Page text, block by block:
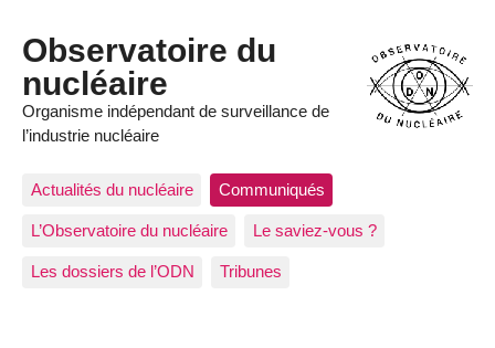
Observatoire du
nucléaire
Organisme indépendant de surveillance de
l’industrie nucléaire
Actualités du nucléaire Communiqués
L’Observatoire du nucléaire Le saviez-vous ?
Les dossiers de l’ODN Tribunes